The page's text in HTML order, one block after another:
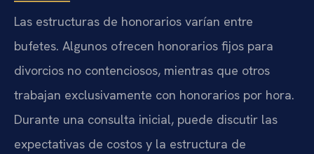
Las estructuras de honorarios varían entre
bufetes. Algunos ofrecen honorarios fijos para
divorcios no contenciosos, mientras que otros
trabajan exclusivamente con honorarios por hora.
Durante una consulta inicial, puede discutir las
expectativas de costos y la estructura de